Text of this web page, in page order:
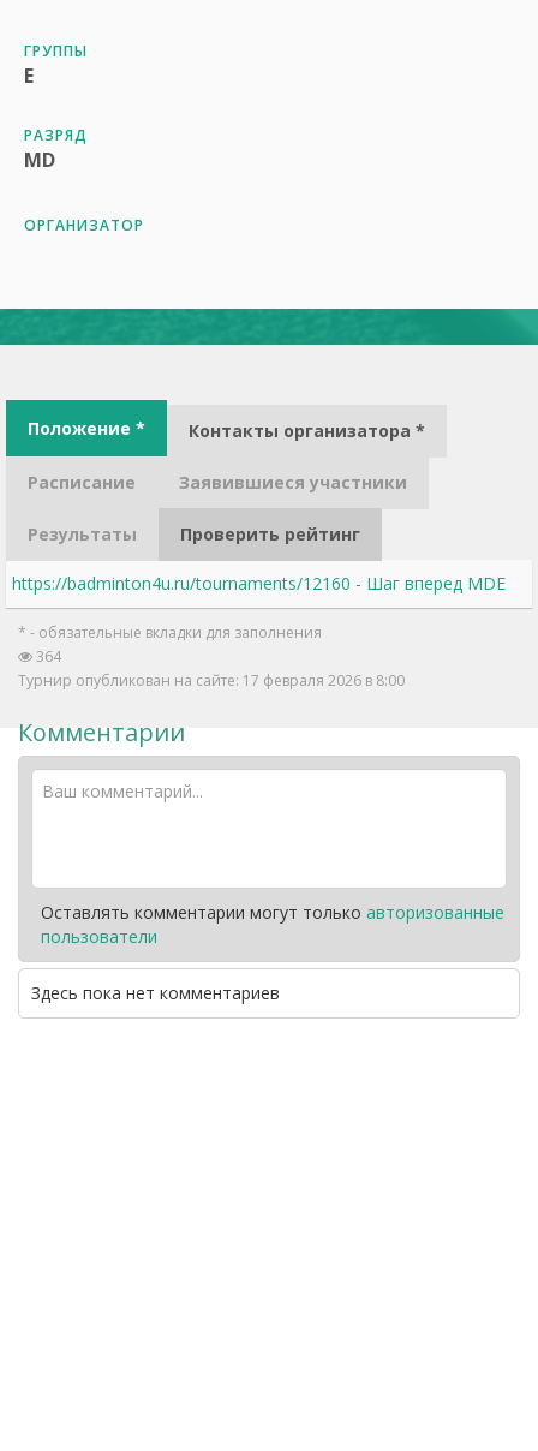
ГРУППЫ
E
РАЗРЯД
MD
ОРГАНИЗАТОР
Положение * Контакты организатора *
Расписание Заявившиеся участники
Результаты Проверить рейтинг
https://badminton4u.ru/tournaments/12160 - Шаг вперед MDE
* - обязательные вкладки для заполнения
364
Турнир опубликован на сайте: 17 февраля 2026 в 8:00
Комментарии
Оставлять комментарии могут только авторизованные
пользователи
Здесь пока нет комментариев